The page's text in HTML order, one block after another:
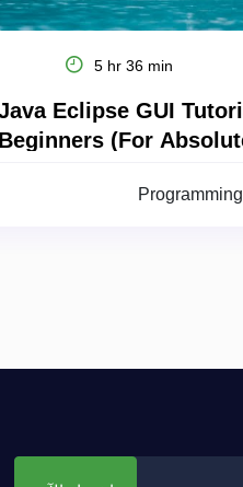
5 hr 36 min
Eclipse GUI
Beginners (For